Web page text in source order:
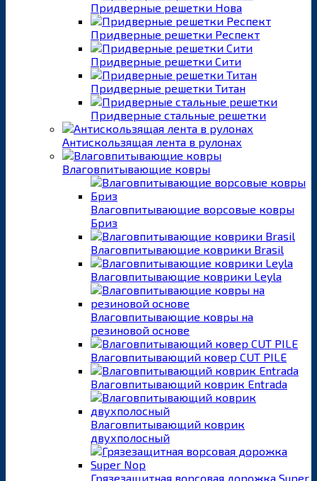
Придверные решетки Нова
Придверные решетки Респект
Придверные решетки Сити
Придверные решетки Титан
Придверные стальные решетки
Антискользящая лента в рулонах
Влаговпитывающие ковры
Влаговпитывающие ворсовые ковры
Бриз
Влаговпитывающие коврики Brasil
Влаговпитывающие коврики Leyla
Влаговпитывающие ковры на
резиновой основе
Влаговпитывающий ковер CUT PILE
Влаговпитывающий коврик Entrada
Влаговпитывающий коврик
двухполосный
Грязезащитная ворсовая дорожка Super